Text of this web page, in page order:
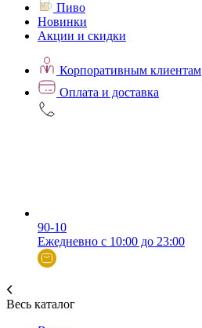
Пиво
Новинки
Акции и скидки
Корпоративным клиентам
Оплата и доставка
90-10
Ежедневно с 10:00 до 23:00
Весь каталог